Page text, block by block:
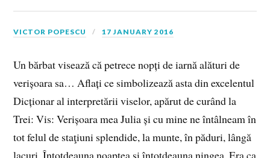
VICTOR POPESCU 17 JANUARY 2016
Un bărbat visează că petrece nopți de iarnă alături de
verișoara sa… Aflați ce simbolizează asta din excelentul
Dicționar al interpretării viselor, apărut de curând la
Trei: Vis: Verișoara mea Julia și cu mine ne întâlneam în
tot felul de staţiuni splendide, la munte, în păduri, lângă
lacuri. Întotdeauna noaptea și întotdeauna ningea. Era ca